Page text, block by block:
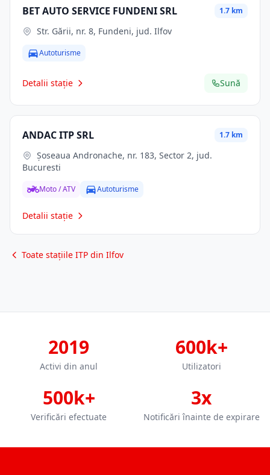
BET AUTO SERVICE FUNDENI SRL 1.7 km
Str. Gării, nr. 8, Fundeni, jud. Ilfov
Autoturisme
Detalii stație Sună
ANDAC ITP SRL 1.7 km
Bucuresti
Moto / ATV Autoturisme
Detalii stație
Toate stațiile ITP din Ilfov
2019
Activi din anul
600k+
Utilizatori
500k+
Verificări efectuate
3x
Notificări înainte de expirare